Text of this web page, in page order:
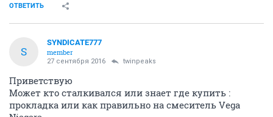
ОТВЕТИТЬ
S
SYNDICATE777
member
27 сентября 2016 twinpeaks
Приветствую
Может кто сталкивался или знает где купить :
прокладка или как правильно на смеситель Vega